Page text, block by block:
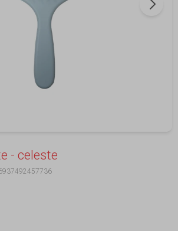
- celeste